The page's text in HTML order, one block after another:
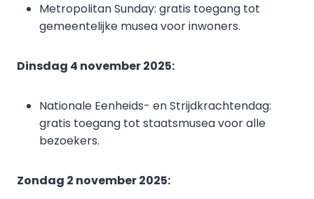
Metropolitan Sunday: gratis toegang tot
gemeentelijke musea voor inwoners.
Dinsdag 4 november 2025:
Nationale Eenheids- en Strijdkrachtendag:
gratis toegang tot staatsmusea voor alle
bezoekers.
Zondag 2 november 2025: